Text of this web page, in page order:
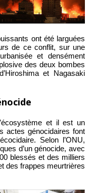
ont été larguées
de ce conflit, sur une
et densément
des deux bombes
et Nagasaki
et il est un
actes génocidaires font
Selon l’ONU,
d’un génocide, avec
blessés et des milliers
des frappes meurtrières